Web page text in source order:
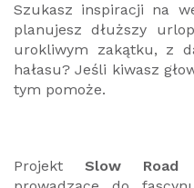
Szukasz inspiracji na
planujesz dłuższy
urokliwym zakątku, z
hałasu? Jeśli kiwasz
tym pomoże.
ProjektSlow Road